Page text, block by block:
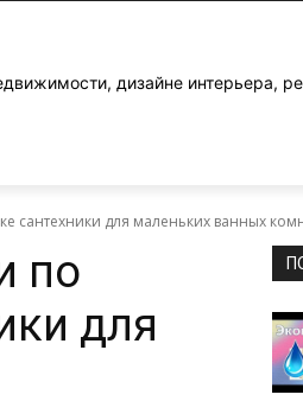
дизайне интерьера,
сантехники для маленьких ванных
по
для